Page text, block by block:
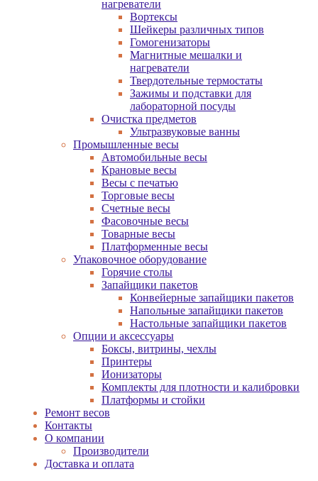
нагреватели
Вортексы
Шейкеры различных типов
Гомогенизаторы
Магнитные мешалки и
нагреватели
Твердотельные термостаты
Зажимы и подставки для
лабораторной посуды
Очистка предметов
Ультразвуковые ванны
Промышленные весы
Автомобильные весы
Крановые весы
Весы с печатью
Торговые весы
Счетные весы
Фасовочные весы
Товарные весы
Платформенные весы
Упаковочное оборудование
Горячие столы
Запайщики пакетов
Конвейерные запайщики пакетов
Напольные запайщики пакетов
Настольные запайщики пакетов
Опции и аксессуары
Боксы, витрины, чехлы
Принтеры
Ионизаторы
Комплекты для плотности и калибровки
Платформы и стойки
Ремонт весов
Контакты
О компании
Производители
Доставка и оплата